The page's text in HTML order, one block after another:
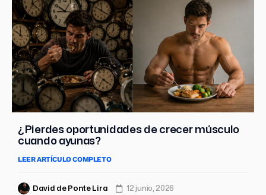
¿Pierdes oportunidades de crecer músculo
cuando ayunas?
LEER ARTÍCULO COMPLETO
David de Ponte Lira 12 junio, 2026